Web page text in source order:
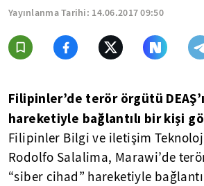
Yayınlanma Tarihi: 14.06.2017 09:50
Filipinler’de terör örgütü
hareketiyle bağlantılı bir kişi
Filipinler Bilgi ve iletişim
Rodolfo Salalima, Marawi’de
“siber cihad” hareketiyle